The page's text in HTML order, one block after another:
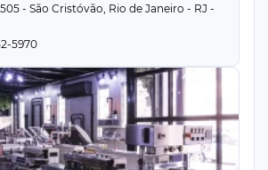
- São Cristóvão, Rio de Janeiro - RJ -
5970